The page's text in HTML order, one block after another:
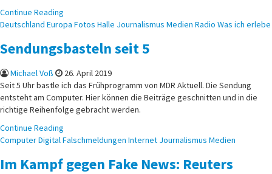
Continue Reading
Posted
Deutschland Europa Fotos Halle Journalismus Medien Radio Was ich erlebe
Sendungsbasteln seit 5
Michael Voß
26. April 2019
Seit 5 Uhr bastle ich das Frühprogramm von MDR Aktuell. Die Sendung
entsteht am Computer. Hier können die Beiträge geschnitten und in die
richtige Reihenfolge gebracht werden.
Continue Reading
Posted
ComputerDigitalFalschmeldungen Internet Journalismus Medien
Im Kampf gegen Fake News: Reuters